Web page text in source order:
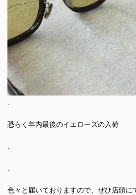
.
恐らく年内最後のイエローズの入荷
.
.
色々と届いておりますので、ぜひ店頭に